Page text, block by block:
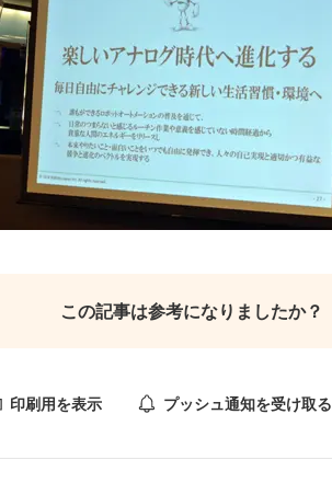
この記事は参考になりましたか？
印刷用を表示 プッシュ通知を受け取る